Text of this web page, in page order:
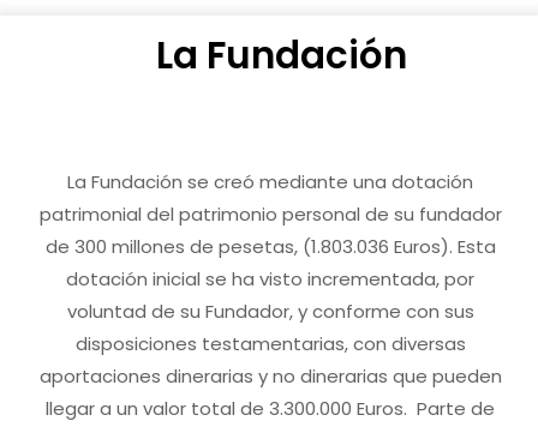
La Fundación
La Fundación se creó mediante una dotación
patrimonial del patrimonio personal de su fundador
de 300 millones de pesetas, (1.803.036 Euros). Esta
dotación inicial se ha visto incrementada, por
voluntad de su Fundador, y conforme con sus
disposiciones testamentarias, con diversas
aportaciones dinerarias y no dinerarias que pueden
llegar a un valor total de 3.300.000 Euros. Parte de